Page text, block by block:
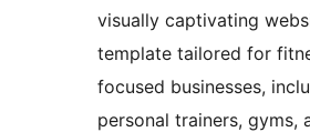
visually captivating
template tailored for
focused businesses,
personal trainers, gyms,